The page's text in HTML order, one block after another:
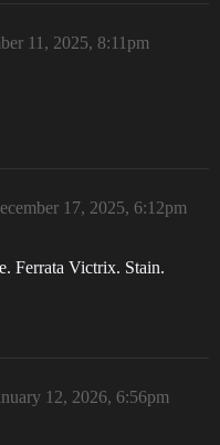
11, 2025, 8:11pm
17, 2025, 6:12pm
Ferrata Victrix. Stain.
12, 2026, 6:56pm